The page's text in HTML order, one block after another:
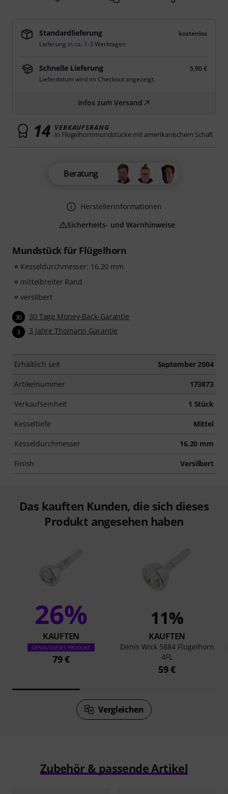
Mundstück für Flügelhorn
Kesseldurchmesser: 16,20 mm
mittelbreiter Rand
versilbert
30 30 Tage Money-Back-Garantie
3 3 Jahre Thomann Garantie
Erhältlich seit September 2004
Artikelnummer 173873
Verkaufseinheit 1 Stück
Kesseltiefe Mittel
Kesseldurchmesser 16,20 mm
Finish Versilbert
Standardlieferung
kostenlos
Lieferung in ca. 1-3 Werktagen
Schnelle Lieferung
5,90 €
Lieferdatum wird im Checkout angezeigt.
Infos zum Versand
14 VERKAUFSRANG
in Flügelhornmundstücke mit amerikanischem Schaft
Beratung
Herstellerinformationen
Sicherheits- und Warnhinweise
Das kauften Kunden, die sich dieses
Produkt angesehen haben
26%
KAUFTEN
GENAU DIESES PRODUKT
79 €
11%
KAUFTEN
Denis Wick 5884 Flugelhorn
4FL
59 €
Vergleichen
Zubehör & passende Artikel